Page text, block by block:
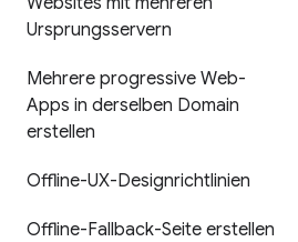
Ursprungsservern
Mehrere progressive Web-
Apps in derselben Domain
erstellen
Offline-UX-Designrichtlinien
Offline-Fallback-Seite erstellen